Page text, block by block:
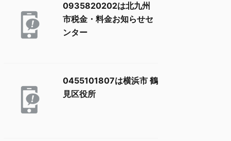
0935820202は北九州
市税金・料金お知らせセ
ンター
0455101807は横浜市 鶴
見区役所